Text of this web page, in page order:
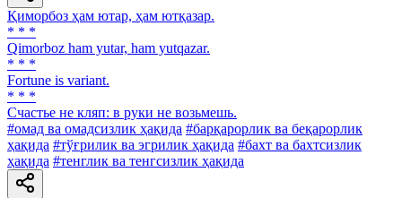
Қиморбоз ҳам ютар, ҳам ютқазар.
* * *
Qimorboz ham yutar, ham yutqazar.
* * *
Fortune is variant.
* * *
Счастье не кляп: в руки не возьмешь.
#омад ва омадсизлик ҳақида #барқарорлик ва беқарорлик
ҳақида #тўғрилик ва эгрилик ҳақида #бахт ва бахтсизлик
ҳақида #тенглик ва тенгсизлик ҳақида